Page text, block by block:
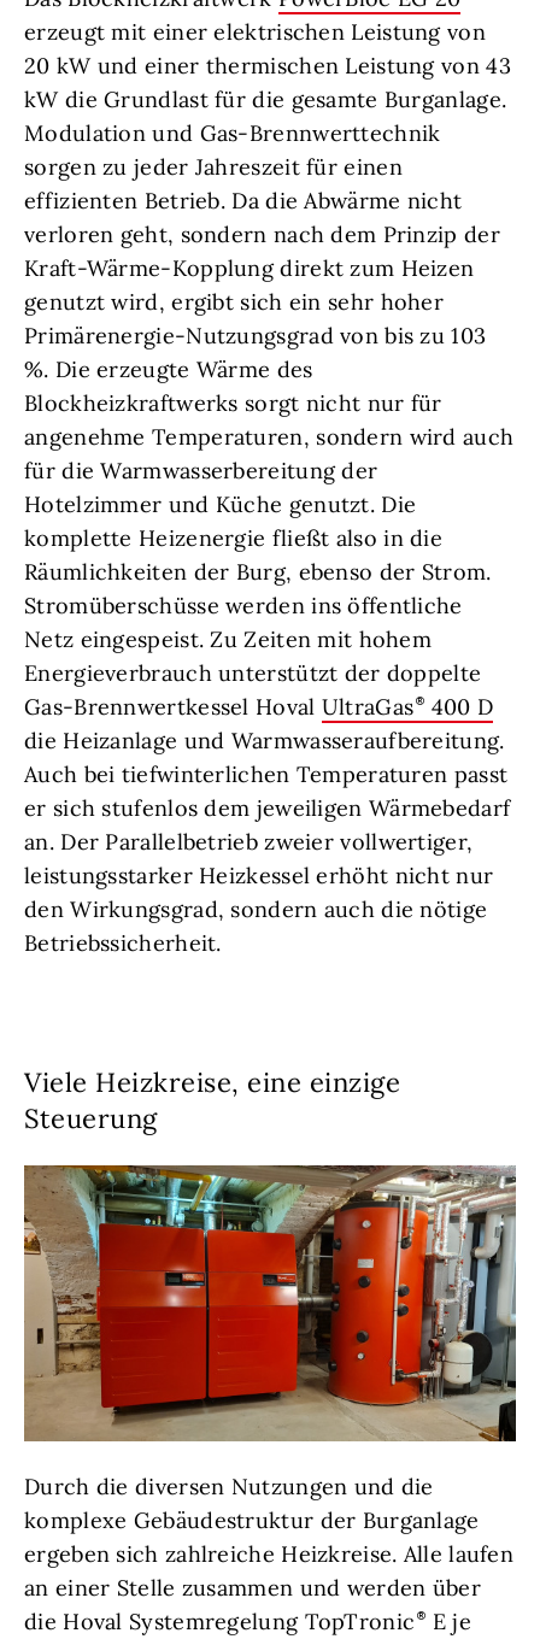
erzeugt mit einer elektrischen Leistung von
20 kW und einer thermischen Leistung von 43
kW die Grundlast für die gesamte Burganlage.
Modulation und Gas-Brennwerttechnik
sorgen zu jeder Jahreszeit für einen
effizienten Betrieb. Da die Abwärme nicht
verloren geht, sondern nach dem Prinzip der
Kraft-Wärme-Kopplung direkt zum Heizen
genutzt wird, ergibt sich ein sehr hoher
Primärenergie-Nutzungsgrad von bis zu 103
%. Die erzeugte Wärme des
Blockheizkraftwerks sorgt nicht nur für
angenehme Temperaturen, sondern wird auch
für die Warmwasserbereitung der
Hotelzimmer und Küche genutzt. Die
komplette Heizenergie fließt also in die
Räumlichkeiten der Burg, ebenso der Strom.
Stromüberschüsse werden ins öffentliche
Netz eingespeist. Zu Zeiten mit hohem
Energieverbrauch unterstützt der doppelte
Gas-Brennwertkessel Hoval UltraGas
400 D
die Heizanlage und Warmwasseraufbereitung.
Auch bei tiefwinterlichen Temperaturen passt
er sich stufenlos dem jeweiligen Wärmebedarf
an. Der Parallelbetrieb zweier vollwertiger,
leistungsstarker Heizkessel erhöht nicht nur
den Wirkungsgrad, sondern auch die nötige
Betriebssicherheit.
Viele Heizkreise, eine einzige
Steuerung
Durch die diversen Nutzungen und die
komplexe Gebäudestruktur der Burganlage
ergeben sich zahlreiche Heizkreise. Alle laufen
an einer Stelle zusammen und werden über
die Hoval Systemregelung TopTronic
E je